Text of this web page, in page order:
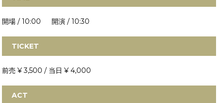
開場 / 10:00 開演 / 10:30
TICKET
前売 ¥ 3,500 / 当日 ¥ 4,000
ACT